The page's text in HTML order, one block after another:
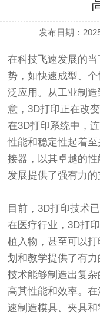
发布日期：
在科技飞速发展的
势，如快速成型、
泛应用。从工业制
意，3D打印正在改
在3D打印系统中，
性能和稳定性起着
接器 ，以其卓越的
发展提供了强有力的
目前，3D打印技术
在医疗行业，3D打
植入物，甚至可以
划和教学提供了有
技术能够制造出复
高其性能和效率。
速制造模具、夹具